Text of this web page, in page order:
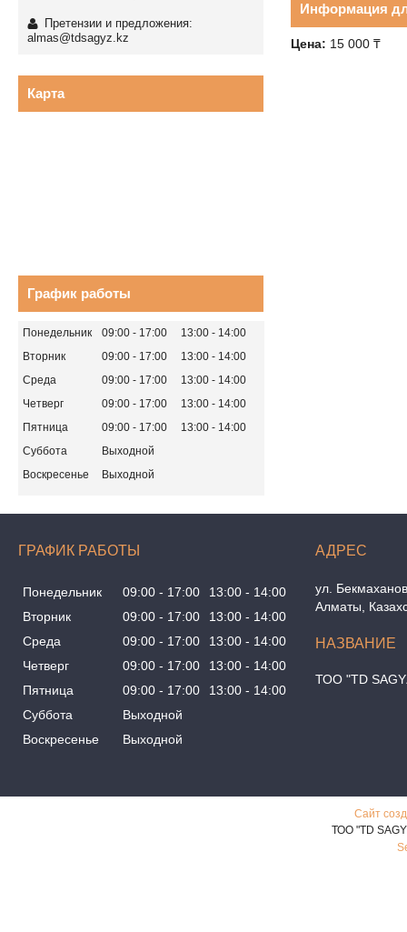
Информация
Цена: 15 000 ₸
Претензии и предложения:
almas@tdsagyz.kz
Карта
График работы
Понедельник 09:00 17:00 13:00
14:00
Вторник
09:00 17:00 13:00
14:00
Среда
09:00 17:00 13:00
14:00
Четверг
09:00 17:00 13:00
14:00
Пятница
09:00 17:00 13:00
14:00
Суббота
Выходной
Воскресенье
Выходной
ГРАФИК РАБОТЫ
Понедельник 09:00 17:00 13:00
14:00
Вторник
09:00 17:00 13:00
14:00
Среда
09:00 17:00 13:00
14:00
Четверг
09:00 17:00 13:00
14:00
Пятница
09:00 17:00 13:00
14:00
Суббота
Выходной
Воскресенье
Выходной
ул.
Алматы,
ТОО "TD
Сайт
ТОО "TD